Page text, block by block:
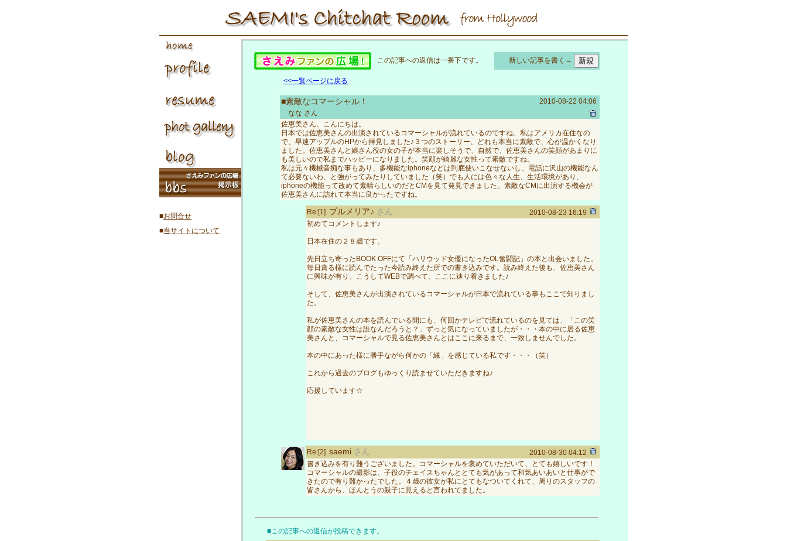
■お問合せ
■当サイトについて
この記事への返信は一番下です。 新しい記事を書く→
<<一覧ページに戻る
■素敵なコマーシャル！
2010-08-22 04:06
なな さん
佐恵美さん、こんにちは。
日本では佐恵美さんの出演されているコマーシャルが流れているのですね。私はアメリカ在住なの
で、早速アップルのHPから拝見しました♪３つのストーリー、どれも本当に素敵で、心が温かくなり
ました。佐恵美さんと娘さん役の女の子が本当に楽しそうで、自然で、佐恵美さんの笑顔があまりに
も美しいので私までハッピーになりました。笑顔が綺麗な女性って素敵ですね。
私は元々機械音痴な事もあり、多機能なiphoneなどは到底使いこなせないし、電話に沢山の機能なん
て必要ないわ、と強がってみたりしていました（笑）でも人には色々な人生、生活環境があり、
iphoneの機能って改めて素晴らしいのだとCMを見て発見できました。素敵なCMに出演する機会が
佐恵美さんに訪れて本当に良かったですね。
Re:[1] プルメリア♪ さん
2010-08-23 16:19
初めてコメントします♪
日本在住の２８歳です。
先日立ち寄ったBOOK OFFにて「ハリウッド女優になったOL奮闘記」の本と出会いました。
毎日貪る様に読んでたった今読み終えた所での書き込みです。読み終えた後も、佐恵美さん
に興味が有り、こうしてWEBで調べて、ここに辿り着きました♪
そして、佐恵美さんが出演されているコマーシャルが日本で流れている事もここで知りまし
た。
私が佐恵美さんの本を読んでいる間にも、何回かテレビで流れているのを見ては、「この笑
顔の素敵な女性は誰なんだろうと？」ずっと気になっていましたが・・・本の中に居る佐恵
美さんと、コマーシャルで見る佐恵美さんとはここに来るまで、一致しませんでした。
本の中にあった様に勝手ながら何かの「縁」を感じている私です・・・（笑）
これから過去のブログもゆっくり読ませていただきますね♪
応援しています☆
Re:[2] saemi さん
2010-08-30 04:12
書き込みを有り難うございました。コマーシャルを褒めていただいて、とても嬉しいです！
コマーシャルの撮影は、子役のチェイスちゃんととても気があって和気あいあいと仕事がで
きたので有り難かったでした。４歳の彼女が私にとてもなついてくれて、周りのスタッフの
皆さんから、ほんとうの親子に見えると言われてました。
■この記事への返信が投稿できます。